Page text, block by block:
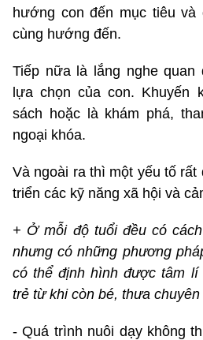
hướng con đến mục tiêu
cùng hướng đến.
Tiếp nữa là lắng nghe
lựa chọn của con. Khuyến
sách hoặc là khám phá,
ngoại khóa.
Và ngoài ra thì một yếu tố rất
triển các kỹ năng xã hội và
+ Ở mỗi độ tuổi đều có
nhưng có những phương
có thể định hình được tâm
trẻ từ khi còn bé, thưa chuyên
- Quá trình nuôi dạy không